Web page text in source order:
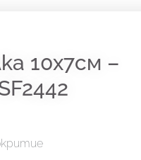
10х7см –